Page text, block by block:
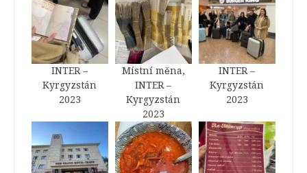
INTER –
Kyrgyzstán
2023
Místní měna,
INTER –
Kyrgyzstán
2023
INTER –
Kyrgyzstán
2023